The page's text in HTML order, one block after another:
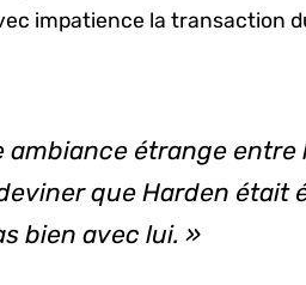
impatience la transaction
étrange entre
que Harden était
bien avec lui. »